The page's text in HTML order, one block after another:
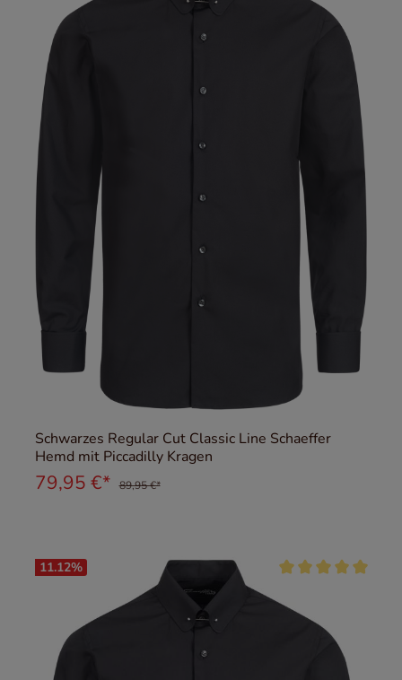
Schwarzes Regular Cut Classic Line Schaeffer
Hemd mit Piccadilly Kragen
79,95 €* 89,95 €*
11.12%